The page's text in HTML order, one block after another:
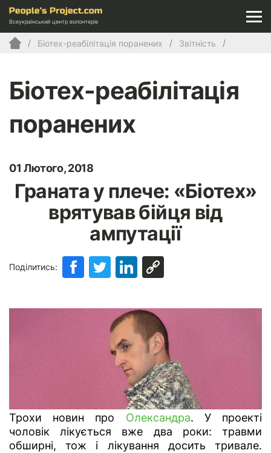
Всеукраїнський центр волонтерів
Біотех-реабілітація поранених Звітність
Біотех-реабілітація
поранених
01 Лютого, 2018
Граната у плече: «Біотех»
врятував бійця від
ампутації
Поділитись:
Трохи новин про Олександра. У проекті
чоловік лікується вже два роки: травми
обширні, тож і лікування досить тривале.